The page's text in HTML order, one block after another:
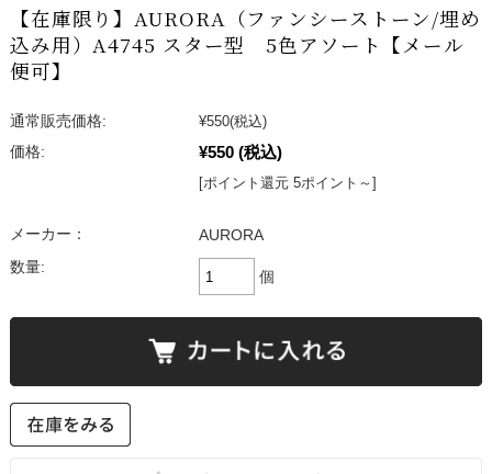
【在庫限り】AURORA（ファンシーストーン/埋め
込み用）A4745 スター型 5色アソート【メール
便可】
通常販売価格: ¥550(税込)
価格:
¥550 (税込)
[ポイント還元 5ポイント～]
メーカー：
AURORA
数量:
個